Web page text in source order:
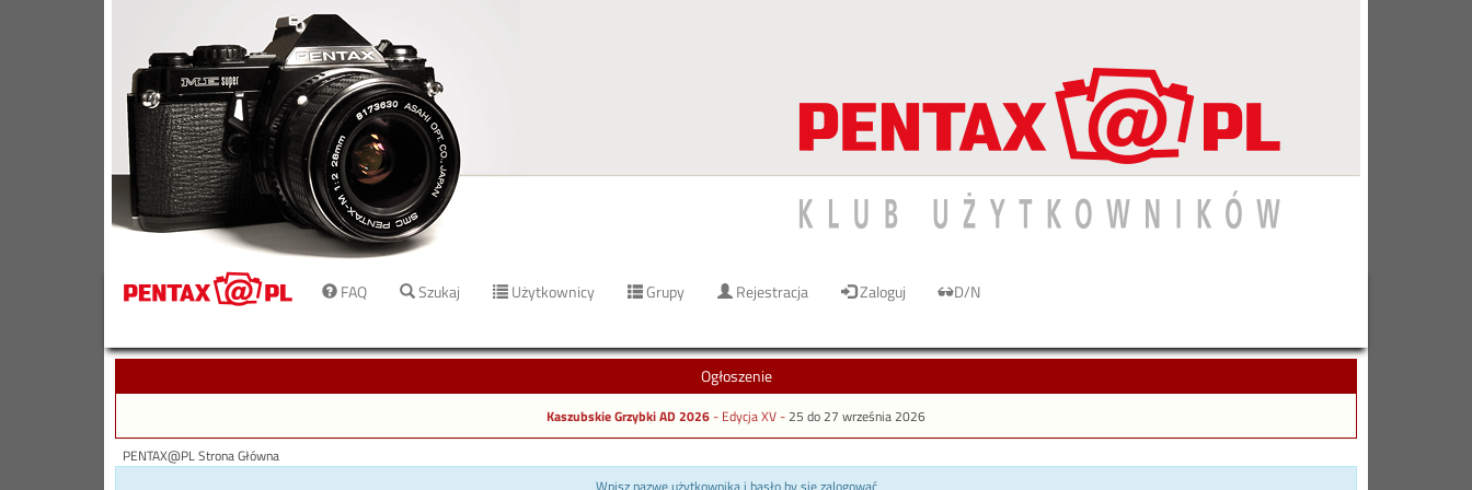
FAQ Szukaj Użytkownicy Grupy Rejestracja Zaloguj D/N
Ogłoszenie
Kaszubskie Grzybki AD 2026- Edycja XV -25 do 27 września 2026
PENTAX@PL Strona Główna